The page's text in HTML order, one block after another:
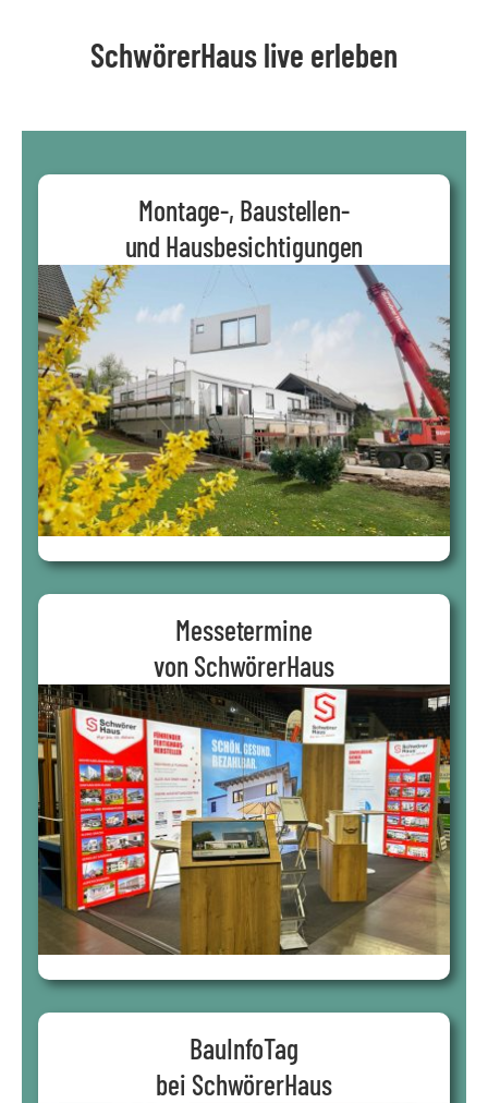
SchwörerHaus live erleben
Montage-, Baustellen-
und Hausbesichtigungen
Messetermine
von SchwörerHaus
BauInfoTag
bei SchwörerHaus